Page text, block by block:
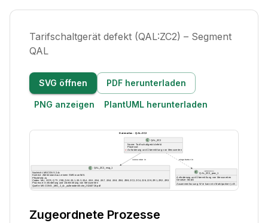
Tarifschaltgerät defekt (QAL:ZC2) – Segment
QAL
SVG öffnen PDF herunterladen
PNG anzeigen PlantUML herunterladen
Zugeordnete Prozesse